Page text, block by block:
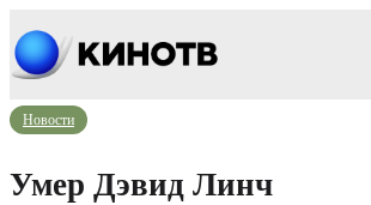
Новости
Умер Дэвид Линч